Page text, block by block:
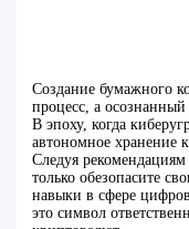
Создание бумажного
процесс, а
В эпоху, когда
автономное хранение
Следуя
только обезопасите
навыки в сфере
это символ